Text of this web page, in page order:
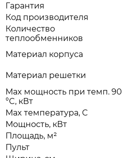
Гарантия
Код производителя
Количество
теплообменников
Материал корпуса
Материал решетки
Max мощность при темп. 90
°C, кВт
Max температура, С
Мощность, кВт
Площадь, м²
Пульт